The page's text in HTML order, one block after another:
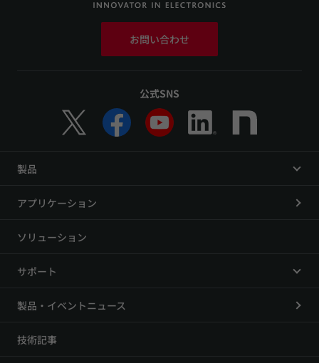
お問い合わせ
公式SNS
製品
アプリケーション
ソリューション
サポート
製品・イベントニュース
技術記事